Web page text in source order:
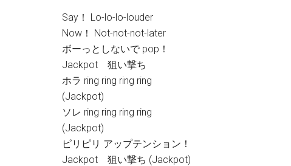
Say！ Lo-lo-lo-louder
Now！ Not-not-not-later
ボーっとしないで pop！
Jackpot 狙い撃ち
ホラ ring ring ring ring
(Jackpot)
ソレ ring ring ring ring
(Jackpot)
ピリピリ アップテンション！
Jackpot 狙い撃ち (Jackpot)